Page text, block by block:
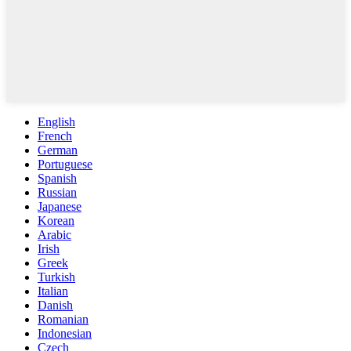
English
French
German
Portuguese
Spanish
Russian
Japanese
Korean
Arabic
Irish
Greek
Turkish
Italian
Danish
Romanian
Indonesian
Czech